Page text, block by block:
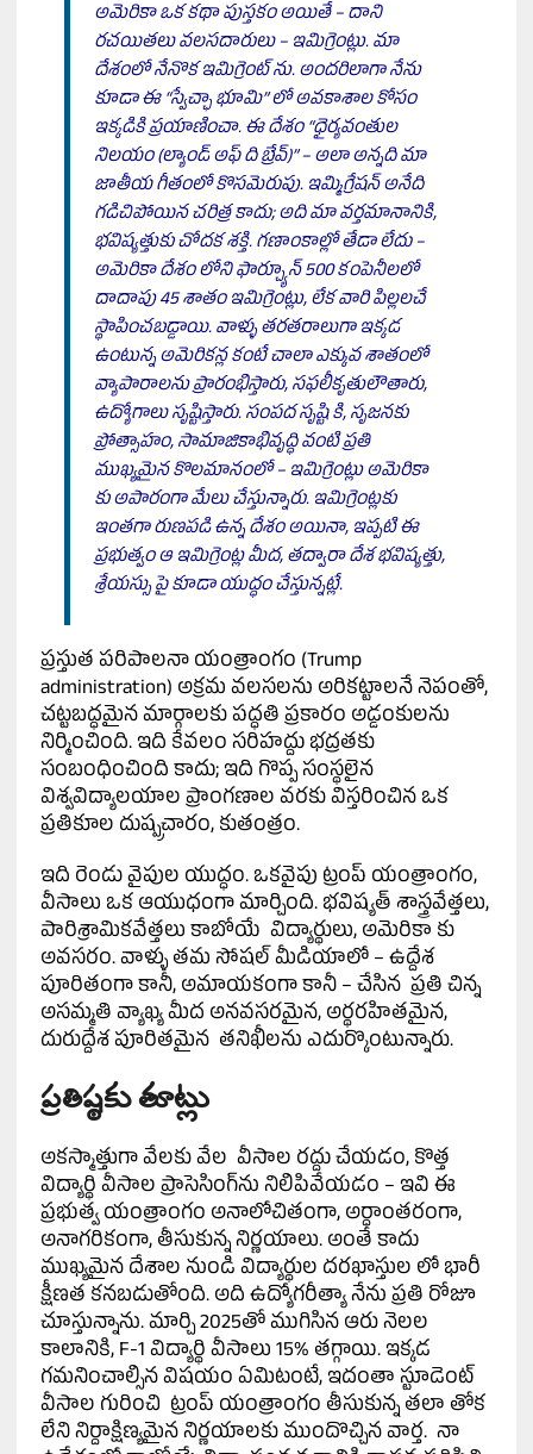
అమెరికా ఒక కథా పుస్తకం అయితే – దాని
రచయితలు వలసదారులు – ఇమిగ్రెంట్లు. మా
దేశంలో నేనొక ఇమిగ్రెంట్ ను. అందరిలాగా నేను
కూడా ఈ “స్వేచ్ఛా భూమి” లో అవకాశాల కోసం
ఇక్కడికి ప్రయాణించా. ఈ దేశం “ధైర్యవంతుల
నిలయం (ల్యాండ్ అఫ్ ది బ్రేవ్)” – అలా అన్నది మా
జాతీయ గీతంలో కొసమెరుపు. ఇమ్మిగ్రేషన్ అనేది
గడిచిపోయిన చరిత్ర కాదు; అది మా వర్తమానానికి,
భవిష్యత్తుకు చోదక శక్తి. గణాంకాల్లో తేడా లేదు –
అమెరికా దేశం లోని ఫార్చ్యూన్ 500 కంపెనీలలో
దాదాపు 45 శాతం ఇమిగ్రెంట్లు, లేక వారి పిల్లలచే
స్థాపించబడ్డాయి. వాళ్ళు తరతరాలుగా ఇక్కడ
ఉంటున్న అమెరికన్ల కంటే చాలా ఎక్కువ శాతంలో
వ్యాపారాలను ప్రారంభిస్తారు, సఫలీకృతులౌతారు,
ఉద్యోగాలు సృష్టిస్తారు. సంపద సృష్టి కి, సృజనకు
ప్రోత్సాహం, సామాజికాభివృద్ధి వంటి ప్రతి
ముఖ్యమైన కొలమానంలో – ఇమిగ్రెంట్లు అమెరికా
కు అపారంగా మేలు చేస్తున్నారు. ఇమిగ్రెంట్లకు
ఇంతగా రుణపడి ఉన్న దేశం అయినా, ఇప్పటి ఈ
ప్రభుత్వం ఆ ఇమిగ్రెంట్ల మీద, తద్వారా దేశ భవిష్యత్తు,
శ్రేయస్సు పై కూడా యుద్ధం చేస్తున్నట్లే.
ప్రస్తుత పరిపాలనా యంత్రాంగం (Trump
administration) అక్రమ వలసలను అరికట్టాలనే నెపంతో,
చట్టబద్ధమైన మార్గాలకు పద్ధతి ప్రకారం అడ్డంకులను
నిర్మించింది. ఇది కేవలం సరిహద్దు భద్రతకు
సంబంధించింది కాదు; ఇది గొప్ప సంస్థలైన
విశ్వవిద్యాలయాల ప్రాంగణాల వరకు విస్తరించిన ఒక
ప్రతికూల దుష్ప్రచారం, కుతంత్రం.
ఇది రెండు వైపుల యుద్ధం. ఒకవైపు ట్రంప్ యంత్రాంగం,
వీసాలు ఒక ఆయుధంగా మార్చింది. భవిష్యత్ శాస్త్రవేత్తలు,
పారిశ్రామికవేత్తలు కాబోయే విద్యార్థులు, అమెరికా కు
అవసరం. వాళ్ళు తమ సోషల్ మీడియాలో – ఉద్దేశ
పూరితంగా కానీ, అమాయకంగా కానీ – చేసిన ప్రతి చిన్న
అసమ్మతి వ్యాఖ్య మీద అనవసరమైన, అర్థరహితమైన,
దురుద్దేశ పూరితమైన తనిఖీలను ఎదుర్కొంటున్నారు.
ప్రతిష్ఠకు తూట్లు
అకస్మాత్తుగా వేలకు వేల వీసాల రద్దు చేయడం, కొత్త
విద్యార్థి వీసాల ప్రాసెసింగ్‌ను నిలిపివేయడం – ఇవి ఈ
ప్రభుత్వ యంత్రాంగం అనాలోచితంగా, అర్ధాంతరంగా,
అనాగరికంగా, తీసుకున్న నిర్ణయాలు. అంతే కాదు
ముఖ్యమైన దేశాల నుండి విద్యార్థుల దరఖాస్తుల లో భారీ
క్షీణత కనబడుతోంది. అది ఉద్యోగరీత్యా నేను ప్రతి రోజూ
చూస్తున్నాను. మార్చి 2025తో ముగిసిన ఆరు నెలల
కాలానికి, F-1 విద్యార్థి వీసాలు 15% తగ్గాయి. ఇక్కడ
గమనించాల్సిన విషయం ఏమిటంటే, ఇదంతా స్టూడెంట్
వీసాల గురించి ట్రంప్ యంత్రాంగం తీసుకున్న తలా తోక
లేని నిర్దాక్షిణ్యమైన నిర్ణయాలకు ముందొచ్చిన వార్త. నా